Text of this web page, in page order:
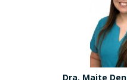
Dra. Maite